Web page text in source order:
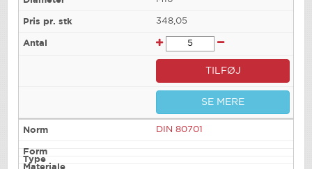
348,05
TILFØJ
SE MERE
DIN 80701